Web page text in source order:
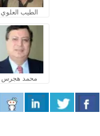
الطيب العلوي
محمد هجرس